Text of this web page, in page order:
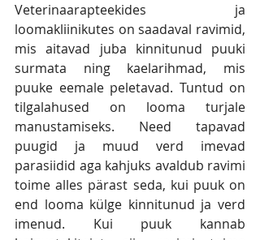
Veterinaarapteekides ja
loomakliinikutes on saadaval ravimid,
mis aitavad juba kinnitunud puuki
surmata ning kaelarihmad, mis
puuke eemale peletavad. Tuntud on
tilgalahused on looma turjale
manustamiseks. Need tapavad
puugid ja muud verd imevad
parasiidid aga kahjuks avaldub ravimi
toime alles pärast seda, kui puuk on
end looma külge kinnitunud ja verd
imenud. Kui puuk kannab